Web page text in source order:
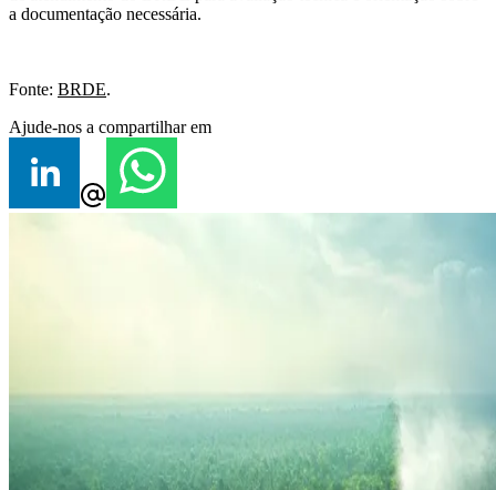
a documentação necessária.
Fonte: BRDE.
Ajude-nos a compartilhar em